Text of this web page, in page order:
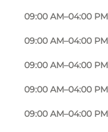
09:00 AM–04:00 PM
09:00 AM–04:00 PM
09:00 AM–04:00 PM
09:00 AM–04:00 PM
09:00 AM–04:00 PM
Photo